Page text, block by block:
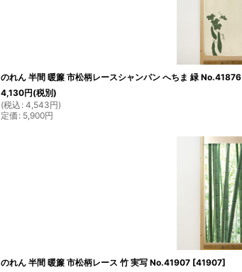
のれん 半間 暖簾 市松柄レースシャンパン へちま 緑 No.41876
4,130円(税別)
(税込 : 4,543円)
定価 : 5,900円
のれん 半間 暖簾 市松柄レース 竹 実写 No.41907 [41907]